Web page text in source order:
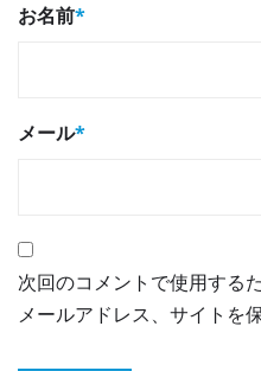
お名前*
メール*
次回のコメントで使用する
メールアドレス、サイトを保